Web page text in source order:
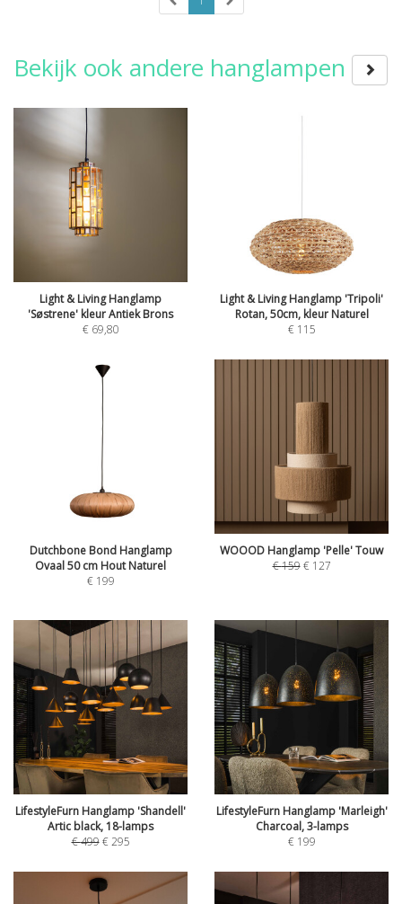
Bekijk ook andere hanglampen
Light & Living Hanglamp
'Søstrene' kleur Antiek Brons
€ 69,80
Light & Living Hanglamp 'Tripoli'
Rotan, 50cm, kleur Naturel
€ 115
Dutchbone Bond Hanglamp
Ovaal 50 cm Hout Naturel
€ 199
WOOOD Hanglamp 'Pelle' Touw
€159 € 127
LifestyleFurn Hanglamp 'Shandell'
Artic black, 18-lamps
€499 €295
LifestyleFurn Hanglamp 'Marleigh'
Charcoal, 3-lamps
€ 199